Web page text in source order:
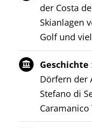
der Costa
Skianlagen
Golf und
Geschichte
Dörfern der
Stefano di